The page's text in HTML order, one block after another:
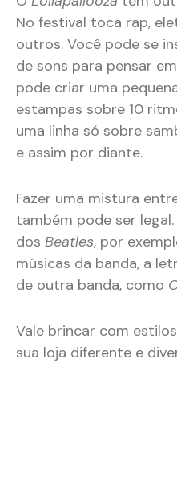
No festival toca rap,
outros. Você pode se
de sons para pensar
pode criar uma
estampas sobre 10
uma linha só sobre
e assim por diante.
Fazer uma mistura
também pode ser
dos Beatles, por
músicas da banda, a
de outra banda, como
Vale brincar com
sua loja diferente e